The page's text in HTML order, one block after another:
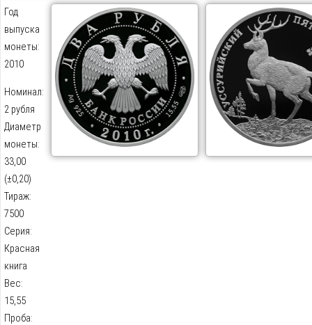
Год
выпуска
монеты:
2010
Номинал:
2 рубля
Диаметр
монеты:
33,00
(±0,20)
Тираж:
7500
Серия:
Красная
книга
Вес:
15,55
Проба: